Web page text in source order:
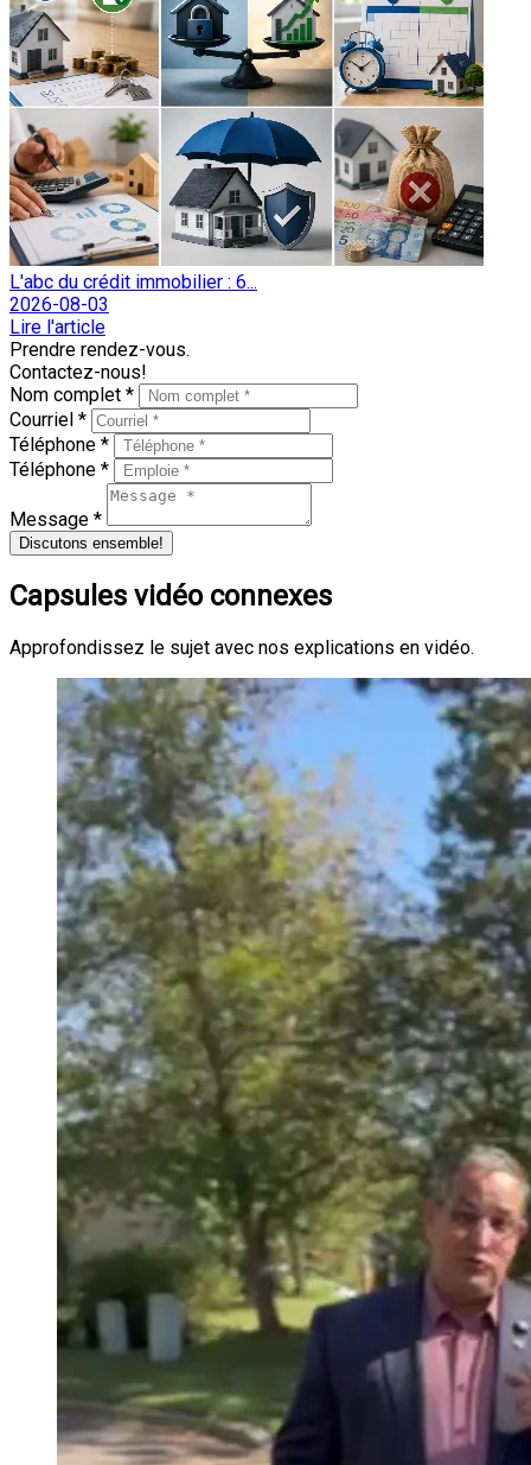
L'abc du crédit immobilier : 6...
2026-08-03
Lire l'article
Prendre rendez-vous.
Contactez-nous!
Nom complet *
Courriel *
Téléphone *
Téléphone *
Message *
Discutons ensemble!
Capsules vidéo connexes
Approfondissez le sujet avec nos explications en vidéo.